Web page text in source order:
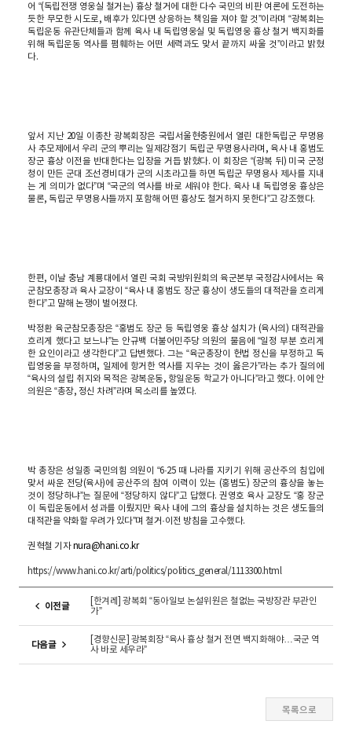
어 “(독립전쟁 영웅실 철거는) 흉상 철거에 대한 다수 국민의 비판 여론에 도전하는
듯한 무모한 시도로, 배후가 있다면 상응하는 책임을 져야 할 것”이라며 “광복회는
독립운동 유관단체들과 함께 육사 내 독립영웅실 및 독립영웅 흉상 철거 백지화를
위해 독립운동 역사를 폄훼하는 어떤 세력과도 맞서 끝까지 싸울 것”이라고 밝혔
다.
앞서 지난 20일 이종찬 광복회장은 국립서울현충원에서 열린 대한독립군 무명용
사 추모제에서 우리 군의 뿌리는 일제강점기 독립군 무명용사라며, 육사 내 홍범도
장군 흉상 이전을 반대한다는 입장을 거듭 밝혔다. 이 회장은 “(광복 뒤) 미국 군정
청이 만든 군대 조선경비대가 군의 시초라고들 하면 독립군 무명용사 제사를 지내
는 게 의미가 없다”며 “국군의 역사를 바로 세워야 한다. 육사 내 독립영웅 흉상은
물론, 독립군 무명용사들까지 포함해 어떤 흉상도 철거하지 못한다”고 강조했다.
한편, 이날 충남 계룡대에서 열린 국회 국방위원회의 육군본부 국정감사에서는 육
군참모총장과 육사 교장이 “육사 내 홍범도 장군 흉상이 생도들의 대적관을 흐리게
한다”고 말해 논쟁이 벌어졌다.
박정환 육군참모총장은 “홍범도 장군 등 독립영웅 흉상 설치가 (육사의) 대적관을
흐리게 했다고 보느냐”는 안규백 더불어민주당 의원의 물음에 “일정 부분 흐리게
한 요인이라고 생각한다”고 답변했다. 그는 “육군총장이 헌법 정신을 부정하고 독
립영웅을 부정하며, 일제에 항거한 역사를 지우는 것이 옳은가”라는 추가 질의에
“육사의 설립 취지와 목적은 광복운동, 항일운동 학교가 아니다”라고 했다. 이에 안
의원은 “총장, 정신 차려”라며 목소리를 높였다.
박 총장은 성일종 국민의힘 의원이 “6·25 때 나라를 지키기 위해 공산주의 침입에
맞서 싸운 전당(육사)에 공산주의 참여 이력이 있는 (홍범도) 장군의 흉상을 놓는
것이 정당하냐”는 질문에 “정당하지 않다”고 답했다. 권영호 육사 교장도 “홍 장군
이 독립운동에서 성과를 이뤘지만 육사 내에 그의 흉상을 설치하는 것은 생도들의
대적관을 약화할 우려가 있다”며 철거·이전 방침을 고수했다.
권혁철 기자nura@hani.co.kr
https://www.hani.co.kr/arti/politics/politics_general/1113300.html
이전글
[한겨레] 광복회 “동아일보 논설위원은 철없는 국방장관 부관인
가”
다음글
[경향신문] 광복회장 “육사 흉상 철거 전면 백지화해야…국군 역
사 바로 세우라”